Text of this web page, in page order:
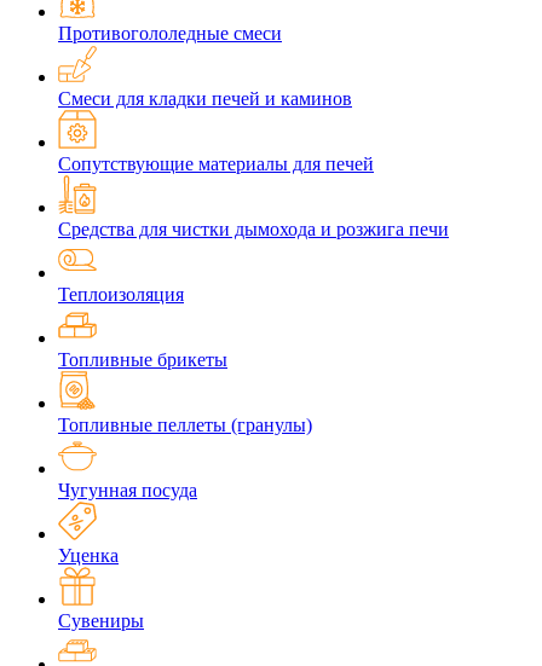
Противогололедные смеси
Смеси для кладки печей и каминов
Сопутствующие материалы для печей
Средства для чистки дымохода и розжига печи
Теплоизоляция
Топливные брикеты
Топливные пеллеты (гранулы)
Чугунная посуда
Уценка
Сувениры